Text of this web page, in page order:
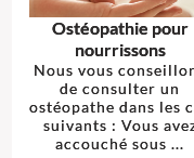
Ostéopathie pour
nourrissons
Nous vous
de consulter un
ostéopathe dans les
suivants : Vous
accouché sous ...